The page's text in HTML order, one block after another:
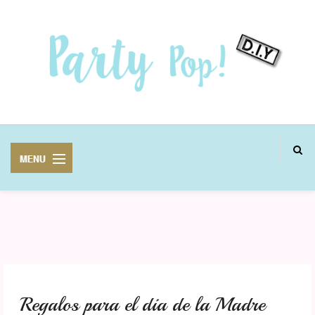
Regalos para el dia de la Madre